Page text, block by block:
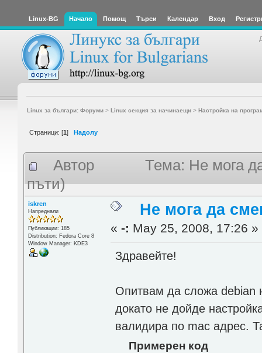
Linux-BG Начало Помощ Търси Календар Вход
Linux за българи: Форуми> Linux секция за начинаещи> Настройка на
Страници: [1] Надолу
Автор
Тема: Не мога
пъти)
iskren
Напреднали
Публикации: 185
Distribution: Fedora Core 8
Window Manager: KDE3
Не мога да
«-: May 25, 2008, 17:26 »
Здравейте!
Опитвам да сложа debian
докато не дойде
валидира по mac адрес.
Примерен код